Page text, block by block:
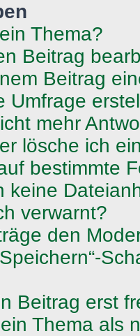
Thema?
Beitrag
Beitrag
Umfrage
mehr
lösche ich
bestimmte
keine
verwarnt?
den
Beitrag erst
Thema als